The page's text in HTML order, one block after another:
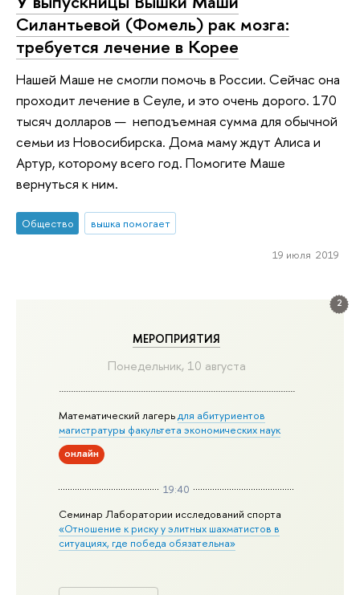
2
МЕРОПРИЯТИЯ
Понедельник, 10 августа
Математический лагерьдля абитуриентов
магистратуры факультета экономических наук
онлайн
19:40
Семинар Лаборатории исследований спорта
«Отношение к риску у элитных шахматистов в
ситуациях, где победа обязательна»
Силантьевой (Фомель) рак мозга:
требуется лечение в Корее
Нашей Маше не смогли помочь в России. Сейчас она
проходит лечение в Сеуле, и это очень дорого. 170
тысяч долларов — неподъемная сумма для обычной
семьи из Новосибирска. Дома маму ждут Алиса и
Артур, которому всего год. Помогите Маше
вернуться к ним.
Общество вышка помогает
19 июля 2019